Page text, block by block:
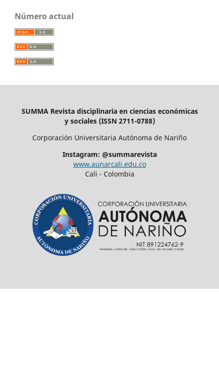
Número actual
SUMMA Revista disciplinaria en ciencias económicas
y sociales (ISSN 2711-0788)
Corporación Universitaria Autónoma de Nariño
Instagram: @summarevista
www.aunarcali.edu.co
Cali - Colombia